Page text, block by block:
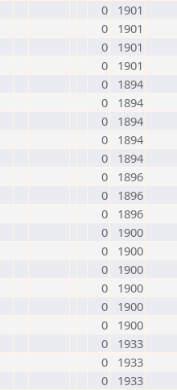
0
1901
0
1901
0
1901
0
1901
0
1894
0
1894
0
1894
0
1894
0
1894
0
1896
0
1896
0
1896
0
1900
0
1900
0
1900
0
1900
0
1900
0
1900
0
1933
0
1933
0
1933